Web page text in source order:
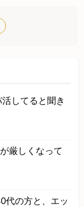
してると聞き
厳しくなって
代の方と、エッ